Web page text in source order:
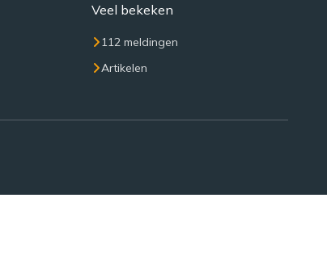
Veel bekeken
112 meldingen
Artikelen